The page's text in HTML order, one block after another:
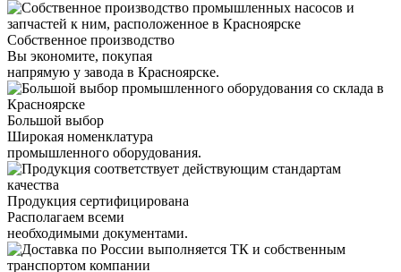
Собственное производство
Вы экономите, покупая
напрямую у завода в Красноярске.
Большой выбор
Широкая номенклатура
промышленного оборудования.
Продукция сертифицирована
Располагаем всеми
необходимыми документами.